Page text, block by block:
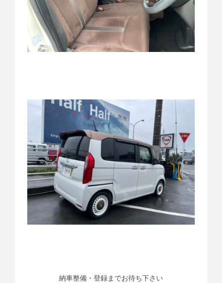
納車整備・登録までお待ち下さい